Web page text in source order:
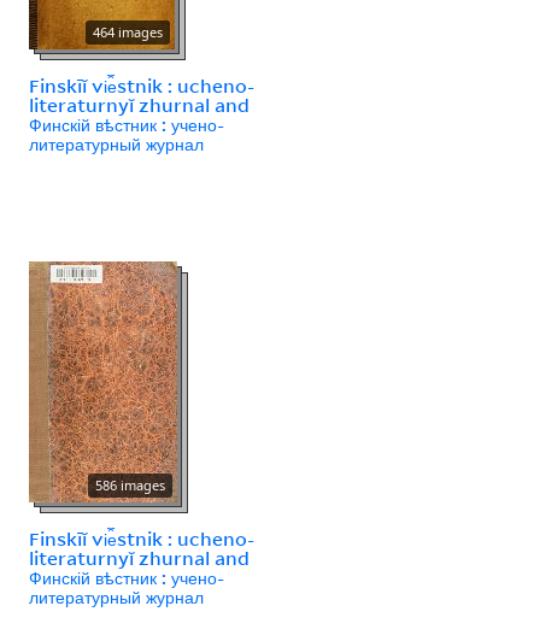
464 images
Finskīĭ vi︠e︡stnik : ucheno-
literaturnyĭ zhurnal and
Финскій вѣстник : учено-
литературный журнал
586 images
Finskīĭ vi︠e︡stnik : ucheno-
literaturnyĭ zhurnal and
Финскій вѣстник : учено-
литературный журнал